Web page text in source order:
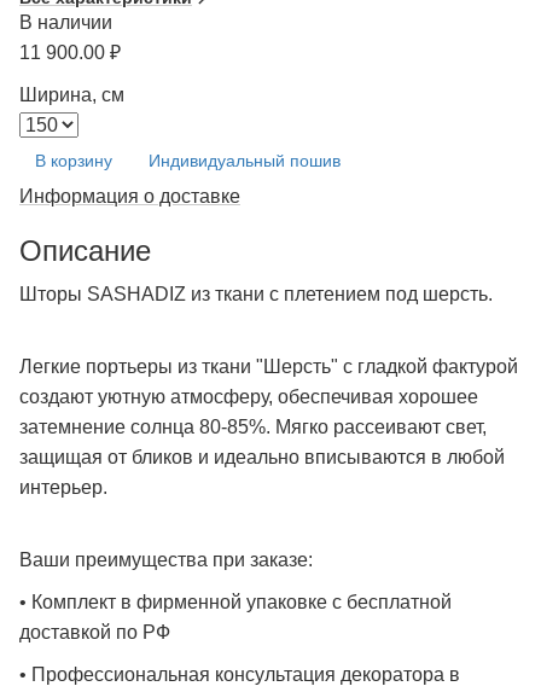
В наличии
11 900.00 ₽
Ширина, см
В корзину Индивидуальный пошив
Информация о доставке
Описание
Шторы SASHADIZ из ткани с плетением под шерсть.
Легкие портьеры из ткани "Шерсть" с гладкой фактурой
создают уютную атмосферу, обеспечивая хорошее
затемнение солнца 80-85%. Мягко рассеивают свет,
защищая от бликов и идеально вписываются в любой
интерьер.
Ваши преимущества при заказе:
• Комплект в фирменной упаковке с бесплатной
доставкой по РФ
• Профессиональная консультация декоратора в